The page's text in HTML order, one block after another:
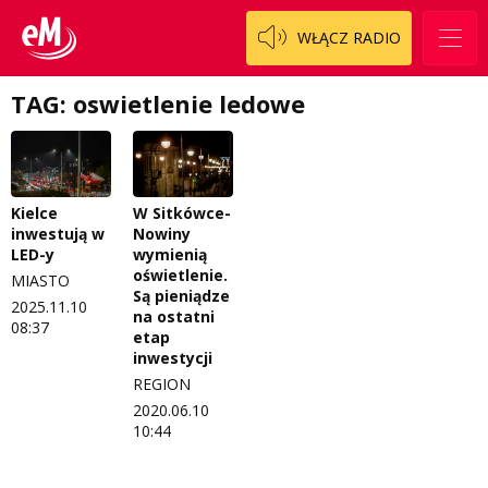
WŁĄCZ RADIO
Staszowski
Włoszczowski
Cały ten sport
Dzieciaki Cudaki
Fascynująca nauka
Historia na fali
Modna kultura
OdNowa
Pacjent, którego nie zapomnę
Piąta strona świata
Prawdę mówiąc
Koncert życzeń
Kontakt
O nas
Regulamin programu Patron
Zespół
Logo do pobrania
Regulamin konkursów
Regulamin przesyłania materiałów
Regulamin sklepu internetowego
TAG: oswietlenie ledowe
Kielce
inwestują w
LED-y
MIASTO
2025.11.10
08:37
W Sitkówce-
Nowiny
wymienią
oświetlenie.
Są pieniądze
na ostatni
etap
inwestycji
REGION
2020.06.10
10:44